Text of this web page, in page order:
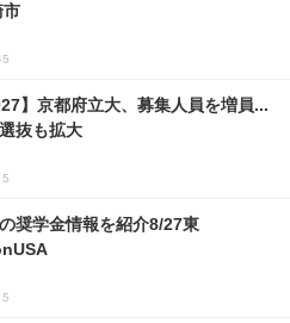
市
】京都府立大、募集人員を増員...
抜も拡大
奨学金情報を紹介8/27東